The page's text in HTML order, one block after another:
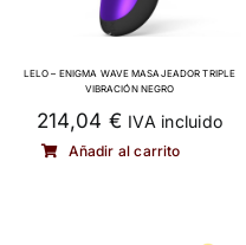
LELO – ENIGMA WAVE MASAJEADOR TRIPLE
VIBRACIÓN NEGRO
214,04 € IVA incluido
Añadir al carrito